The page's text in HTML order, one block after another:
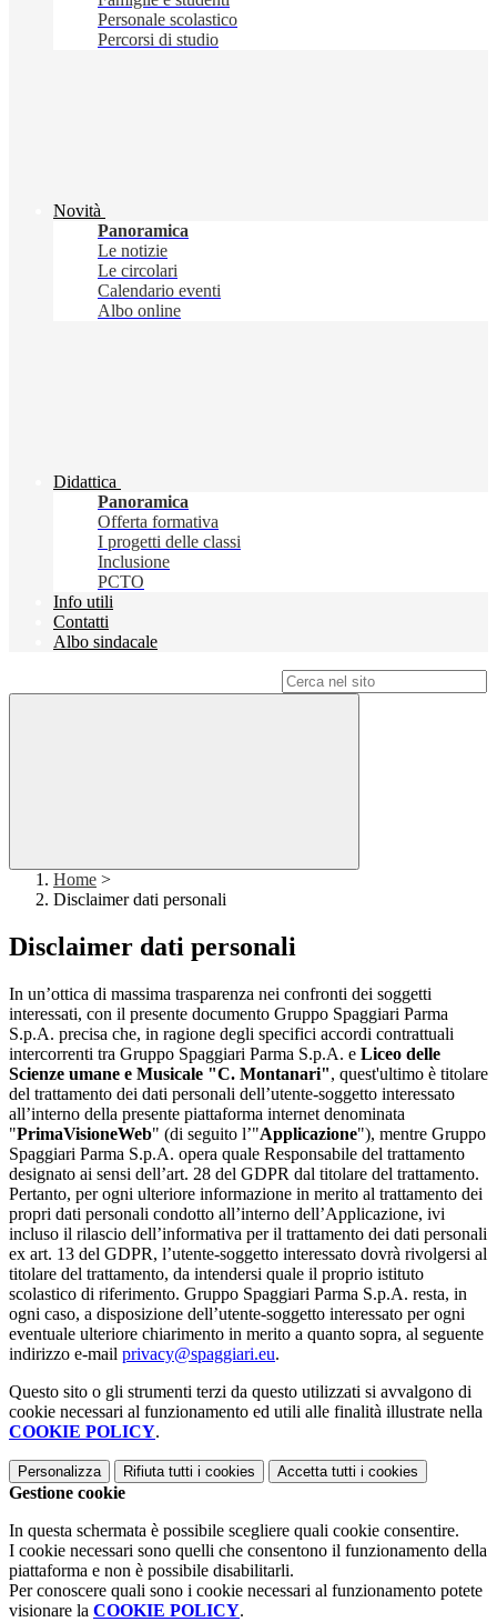
Personale scolastico
Percorsi di studio
Novità
Panoramica
Le notizie
Le circolari
Calendario eventi
Albo online
Didattica
Panoramica
Offerta formativa
I progetti delle classi
Inclusione
PCTO
Info utili
Contatti
Albo sindacale
Home >
Disclaimer dati personali
Disclaimer dati personali
In un’ottica di massima trasparenza nei confronti dei soggetti
interessati, con il presente documento Gruppo Spaggiari Parma
S.p.A. precisa che, in ragione degli specifici accordi contrattuali
intercorrenti tra Gruppo Spaggiari Parma S.p.A. e Liceo delle
Scienze umane e Musicale "C. Montanari", quest'ultimo è titolare
del trattamento dei dati personali dell’utente-soggetto interessato
all’interno della presente piattaforma internet denominata
"PrimaVisioneWeb" (di seguito l’"Applicazione"), mentre Gruppo
Spaggiari Parma S.p.A. opera quale Responsabile del trattamento
designato ai sensi dell’art. 28 del GDPR dal titolare del trattamento.
Pertanto, per ogni ulteriore informazione in merito al trattamento dei
propri dati personali condotto all’interno dell’Applicazione, ivi
incluso il rilascio dell’informativa per il trattamento dei dati personali
ex art. 13 del GDPR, l’utente-soggetto interessato dovrà rivolgersi al
titolare del trattamento, da intendersi quale il proprio istituto
scolastico di riferimento. Gruppo Spaggiari Parma S.p.A. resta, in
ogni caso, a disposizione dell’utente-soggetto interessato per ogni
eventuale ulteriore chiarimento in merito a quanto sopra, al seguente
indirizzo e-mail privacy@spaggiari.eu.
Questo sito o gli strumenti terzi da questo utilizzati si avvalgono di
cookie necessari al funzionamento ed utili alle finalità illustrate nella
COOKIE POLICY.
Personalizza Rifiuta tutti i cookies Accetta tutti i cookies
Gestione cookie
In questa schermata è possibile scegliere quali cookie consentire.
I cookie necessari sono quelli che consentono il funzionamento della
piattaforma e non è possibile disabilitarli.
Per conoscere quali sono i cookie necessari al funzionamento potete
visionare la COOKIE POLICY.